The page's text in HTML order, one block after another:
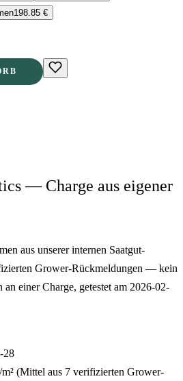
198.85 €
— Charge aus eigener
aus unserer internen Saatgut-
Grower-Rückmeldungen — kein
einer Charge, getestet am 2026-02-
28
m² (Mittel aus 7 verifizierten Grower-